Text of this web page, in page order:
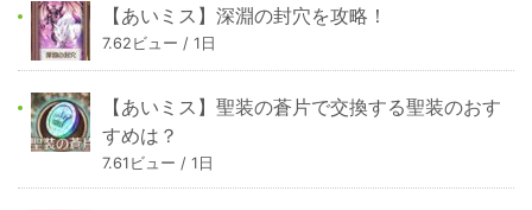
【あいミス】深淵の封穴を攻略！
7.62ビュー / 1日
【あいミス】聖装の蒼片で交換する聖装のおす
すめは？
7.61ビュー / 1日